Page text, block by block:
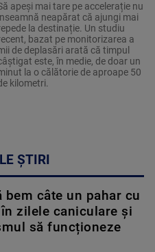
apeși mai tare pe accelerație nu
neapărat că ajungi mai
la destinație. Un studiu
bazat pe monitorizarea a
de deplasări arată că timpul
este, în medie, de doar un
la o călătorie de aproape 50
kilometri.
ȘTIRI
bem câte un pahar cu
zilele caniculare și
să funcționeze